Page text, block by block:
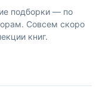
подборки — по
Совсем скоро
книг.